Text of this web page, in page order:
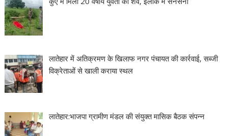
लातेहार में अतिक्रमण के खिलाफ नगर पंचायत की कार्रवाई, सब्जी
विक्रेताओं से खाली कराया स्थल
लातेहार:भाजपा ग्रामीण मंडल की संयुक्त मासिक बैठक संपन्न